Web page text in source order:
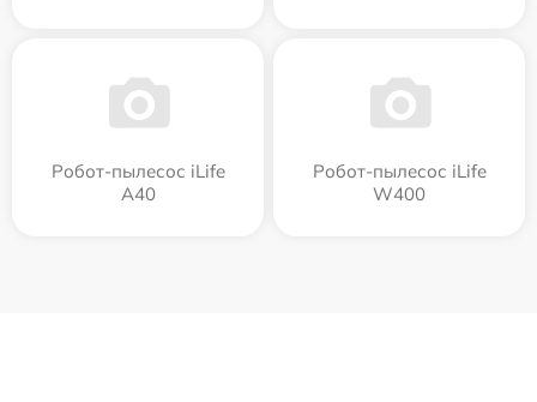
Робот-пылесос iLife
A40
Робот-пылесос iLife
W400